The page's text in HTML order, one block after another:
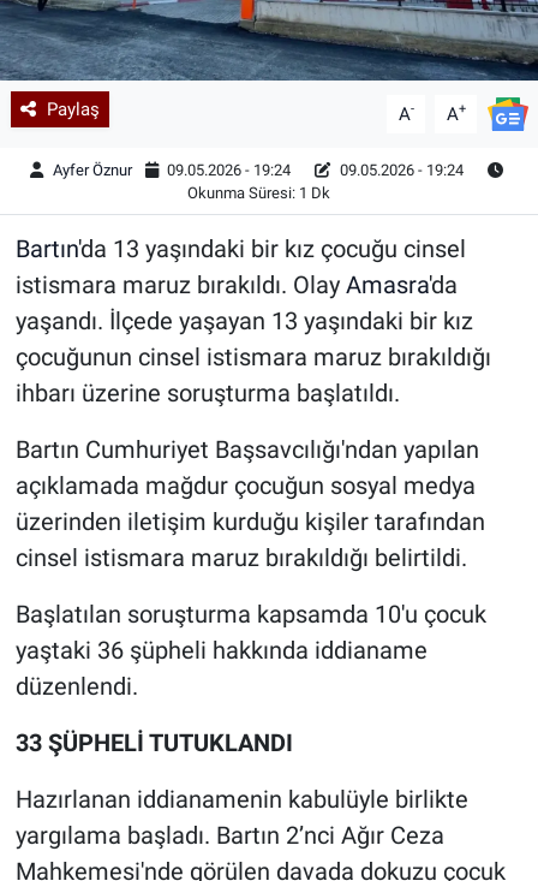
Paylaş A- A+
Ayfer Öznur 09.05.2026 - 19:24
09.05.2026 - 19:24
Okunma Süresi: 1 Dk
Bartın'da 13 yaşındaki bir kız çocuğu cinsel
istismara maruz bırakıldı. Olay Amasra'da
yaşandı. İlçede yaşayan 13 yaşındaki bir kız
çocuğunun cinsel istismara maruz bırakıldığı
ihbarı üzerine soruşturma başlatıldı.
Bartın Cumhuriyet Başsavcılığı'ndan yapılan
açıklamada mağdur çocuğun sosyal medya
üzerinden iletişim kurduğu kişiler tarafından
cinsel istismara maruz bırakıldığı belirtildi.
Başlatılan soruşturma kapsamda 10'u çocuk
yaştaki 36 şüpheli hakkında iddianame
düzenlendi.
33 ŞÜPHELİ TUTUKLANDI
Hazırlanan iddianamenin kabulüyle birlikte
yargılama başladı. Bartın 2’nci Ağır Ceza
Mahkemesi'nde görülen davada dokuzu çocuk
Yazarlar
Astroloji-Rüya